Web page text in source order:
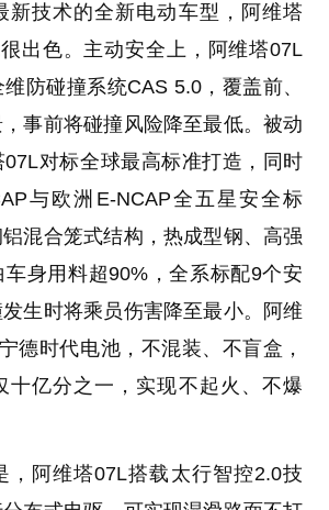
新技术的全新电动车型，阿维塔
出色。主动安全上，阿维塔07L
防碰撞系统CAS 5.0，覆盖前、
事前将碰撞风险降至最低。被动
对标全球最高标准打造，同时
与欧洲E-NCAP全五星安全标
混合笼式结构，热成型钢、高强
身用料超90%，全系标配9个安
生时将乘员伤害降至最小。阿维
德时代电池，不混装、不盲盒，
十亿分之一，实现不起火、不爆
，阿维塔07L搭载太行智控2.0技